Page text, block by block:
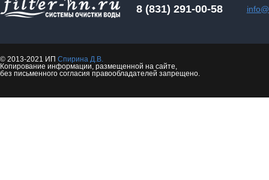
8 (831) 291-00-58
© 2013-2021 ИП Спирина Д.В.
Копирование информации, размещенной на сайте,
без письменного согласия правообладателей запрещено.